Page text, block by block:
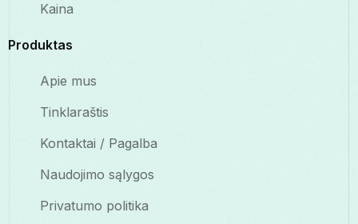
Kaina
Produktas
Apie mus
Tinklaraštis
Kontaktai / Pagalba
Naudojimo sąlygos
Privatumo politika